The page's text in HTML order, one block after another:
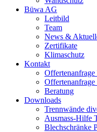
Büwa AG
Leitbild
Team
News &
Zertifikate
Klimaschutz
Kontakt
Offertenanfrage
Beratung
Downloads
Trennwände
Ausmass-Hilfe
Blechschränke